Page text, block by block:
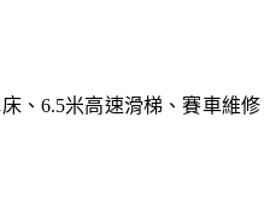
、6.5米高速滑梯、賽車維修